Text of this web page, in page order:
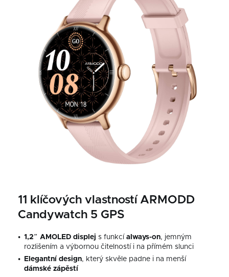
11 klíčových vlastností ARMODD
Candywatch 5 GPS
1,2″ AMOLED displej s funkcí always-on, jemným
rozlišením a výbornou čitelností i na přímém slunci
Elegantní design, který skvěle padne i na menší
dámské zápěstí